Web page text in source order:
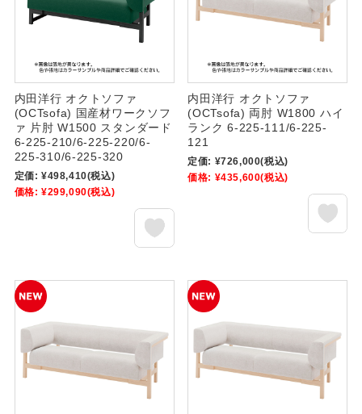
内田洋行 オクトソファ
(OCTsofa) 国産材ワークソフ
ァ 片肘 W1500 スタンダード
6-225-210/6-225-220/6-
225-310/6-225-320
定価: ¥498,410(税込)
価格: ¥299,090(税込)
内田洋行 オクトソファ
(OCTsofa) 両肘 W1800 ハイ
ランク 6-225-111/6-225-
121
定価: ¥726,000(税込)
価格: ¥435,600(税込)